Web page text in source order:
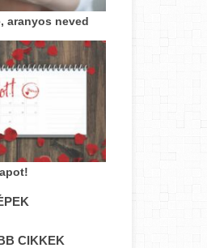
aranyos neved
CIKKEK